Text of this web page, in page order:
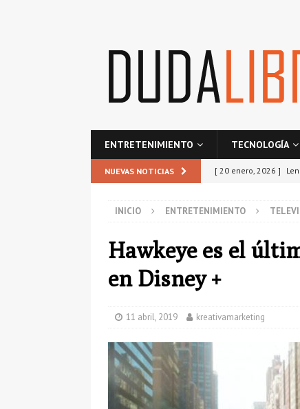
ENTRETENIMIENTO TECNOLOGÍA
NUEVAS NOTICIAS [ 20 enero, 2026 ]
[ 21 octubre, 2025 ]
comunidad?
TECNOLOGÍA
[ 24 marzo, 2025 ]
INICIO ENTRETENIMIENTO
Hawkeye es el
en Disney +
11 abril, 2019 kreativamarketing